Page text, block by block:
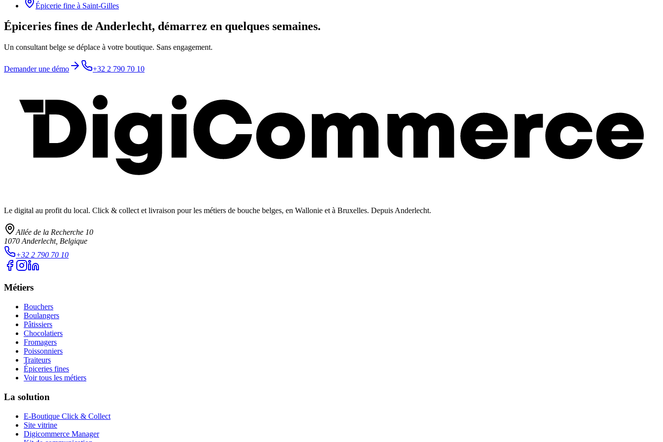
Épicerie fine à Saint-Gilles
Épiceries fines de Anderlecht, démarrez en quelques semaines.
Un consultant belge se déplace à votre boutique. Sans engagement.
Demander une démo +32 2 790 70 10
Le digital au profit du local. Click & collect et livraison pour les métiers de bouche belges, en Wallonie et à Bruxelles. Depuis Anderlecht.
Allée de la Recherche 10
1070 Anderlecht, Belgique
+32 2 790 70 10
Métiers
Bouchers
Boulangers
Pâtissiers
Chocolatiers
Fromagers
Poissonniers
Traiteurs
Épiceries fines
Voir tous les métiers
La solution
E-Boutique Click & Collect
Site vitrine
Digicommerce Manager